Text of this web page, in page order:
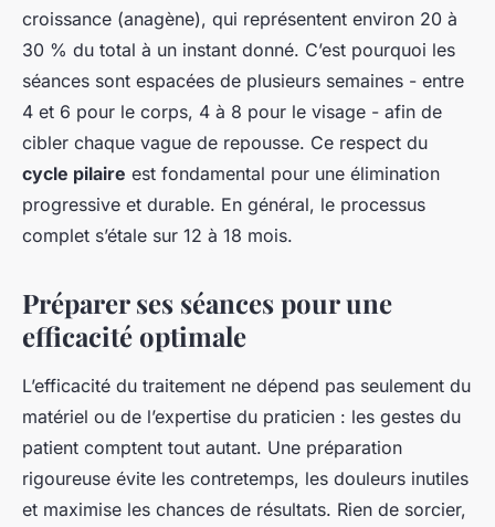
croissance (anagène), qui représentent environ 20 à
30 % du total à un instant donné. C’est pourquoi les
séances sont espacées de plusieurs semaines - entre
4 et 6 pour le corps, 4 à 8 pour le visage - afin de
cibler chaque vague de repousse. Ce respect du
cycle pilaire est fondamental pour une élimination
progressive et durable. En général, le processus
complet s’étale sur 12 à 18 mois.
Préparer ses séances pour une
efficacité optimale
L’efficacité du traitement ne dépend pas seulement du
matériel ou de l’expertise du praticien : les gestes du
patient comptent tout autant. Une préparation
rigoureuse évite les contretemps, les douleurs inutiles
et maximise les chances de résultats. Rien de sorcier,